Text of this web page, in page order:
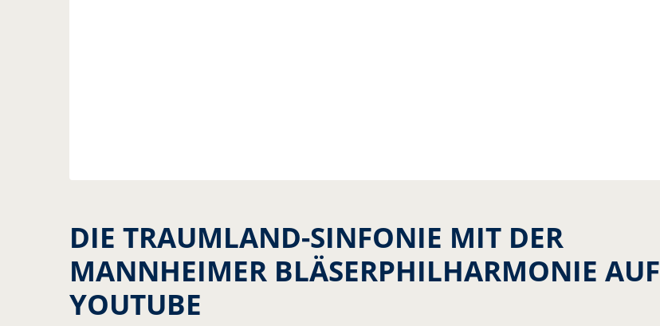
DIE TRAUMLAND-SINFONIE MIT DER
MANNHEIMER BLÄSERPHILHARMONIE AUF
YOUTUBE